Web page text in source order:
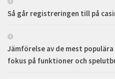
Så går registreringen till på
Jämförelse av de mest
fokus på funktioner och